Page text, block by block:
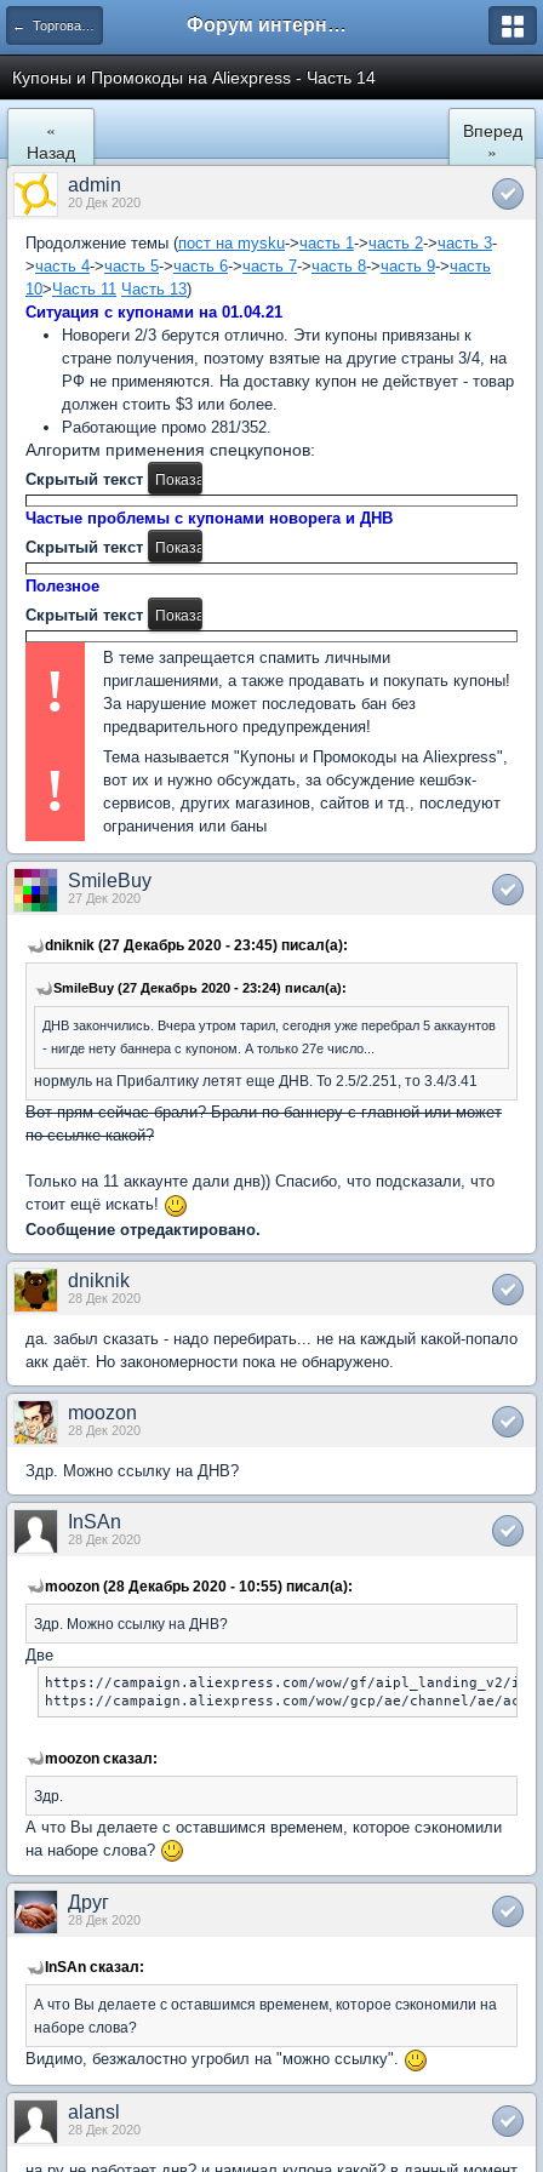
← Торговая площадка AliExpress Форум интернет покупателей
Купоны и Промокоды на Aliexpress - Часть 14
«
Назад
Вперед
»
admin
20 Дек 2020
Продолжение темы (пост на mysku->часть 1->часть 2->часть 3-
>часть 4->часть 5->часть 6->часть 7->часть 8->часть 9->часть
10>Часть 11 Часть 13)
Ситуация с купонами на 01.04.21
Новореги 2/3 берутся отлично. Эти купоны привязаны к
стране получения, поэтому взятые на другие страны 3/4, на
РФ не применяются. На доставку купон не действует - товар
должен стоить $3 или более.
Работающие промо 281/352.
Алгоритм применения спецкупонов:
Скрытый текст
Частые проблемы с купонами новорега и ДНВ
Скрытый текст
Полезное
Скрытый текст
!
В теме запрещается спамить личными
приглашениями, а также продавать и покупать купоны!
За нарушение может последовать бан без
предварительного предупреждения!
!
Тема называется "Купоны и Промокоды на Aliexpress",
вот их и нужно обсуждать, за обсуждение кешбэк-
сервисов, других магазинов, сайтов и тд., последуют
ограничения или баны
SmileBuy
27 Дек 2020
dniknik (27 Декабрь 2020 - 23:45) писал(а):
SmileBuy (27 Декабрь 2020 - 23:24) писал(а):
ДНВ закончились. Вчера утром тарил, сегодня уже перебрал 5 аккаунтов
- нигде нету баннера с купоном. А только 27е число...
нормуль на Прибалтику летят еще ДНВ. То 2.5/2.251, то 3.4/3.41
Вот прям сейчас брали? Брали по баннеру с главной или может
по ссылке какой?
Только на 11 аккаунте дали днв)) Спасибо, что подсказали, что
стоит ещё искать!
Сообщение отредактировано.
dniknik
28 Дек 2020
да. забыл сказать - надо перебирать... не на каждый какой-попало
акк даёт. Но закономерности пока не обнаружено.
moozon
28 Дек 2020
Здр. Можно ссылку на ДНВ?
InSAn
28 Дек 2020
moozon (28 Декабрь 2020 - 10:55) писал(а):
Здр. Можно ссылку на ДНВ?
Две
https://campaign.aliexpress.com/wow/gf/aipl_landing_v2/
moozon сказал:
Здр.
А что Вы делаете с оставшимся временем, которое сэкономили
на наборе слова?
Друг
28 Дек 2020
InSAn сказал:
А что Вы делаете с оставшимся временем, которое сэкономили на
наборе слова?
Видимо, безжалостно угробил на "можно ссылку".
alansl
28 Дек 2020